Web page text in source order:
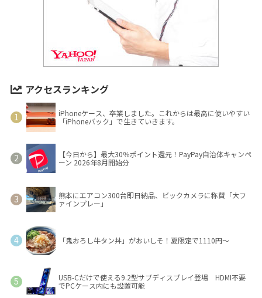
アクセスランキング
iPhoneケース、卒業しました。これからは最高に使いやすい
「iPhoneバック」で生きていきます。
【今日から】最大30％ポイント還元！PayPay自治体キャンペ
ーン 2026年8月開始分
熊本にエアコン300台即日納品、ビックカメラに称賛「大フ
ァインプレー」
「鬼おろし牛タン丼」がおいしそ！夏限定で1110円～
USB-Cだけで使える9.2型サブディスプレイ登場 HDMI不要
でPCケース内にも設置可能